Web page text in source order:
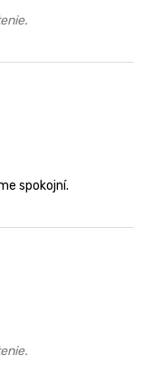
spokojní.